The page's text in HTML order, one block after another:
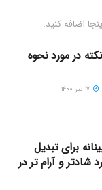
اضافه کنید.
تماشا کنید: ۷ نکته در مورد نحوه
۱۷ تیر ۱۴۰۰
برای تبدیل
و آرام تر در